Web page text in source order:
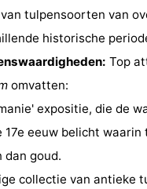
tulpensoorten van
historische
Top
omvatten:
expositie, die de
17e eeuw belicht
dan goud.
collectie van antieke